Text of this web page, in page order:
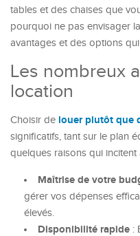
tables et des chaises que
pourquoi ne pas envisager la
avantages et des options qui
Les nombreux
location
Choisir de louer plutôt que
significatifs, tant sur le plan
quelques raisons qui
Maîtrise de votre
gérer vos dépenses
élevés.
Disponibilité rapide :